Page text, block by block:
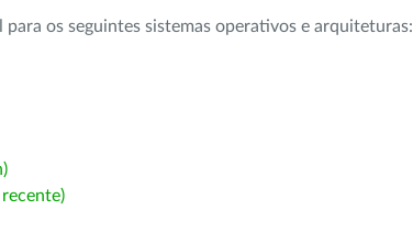
os seguintes sistemas operativos e arquiteturas: